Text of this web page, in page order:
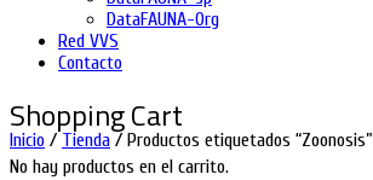
DataFAUNA-Org
Red VVS
Contacto
Shopping Cart
No hay productos en el carrito.
Inicio / Tienda / Productos etiquetados “Zoonosis”